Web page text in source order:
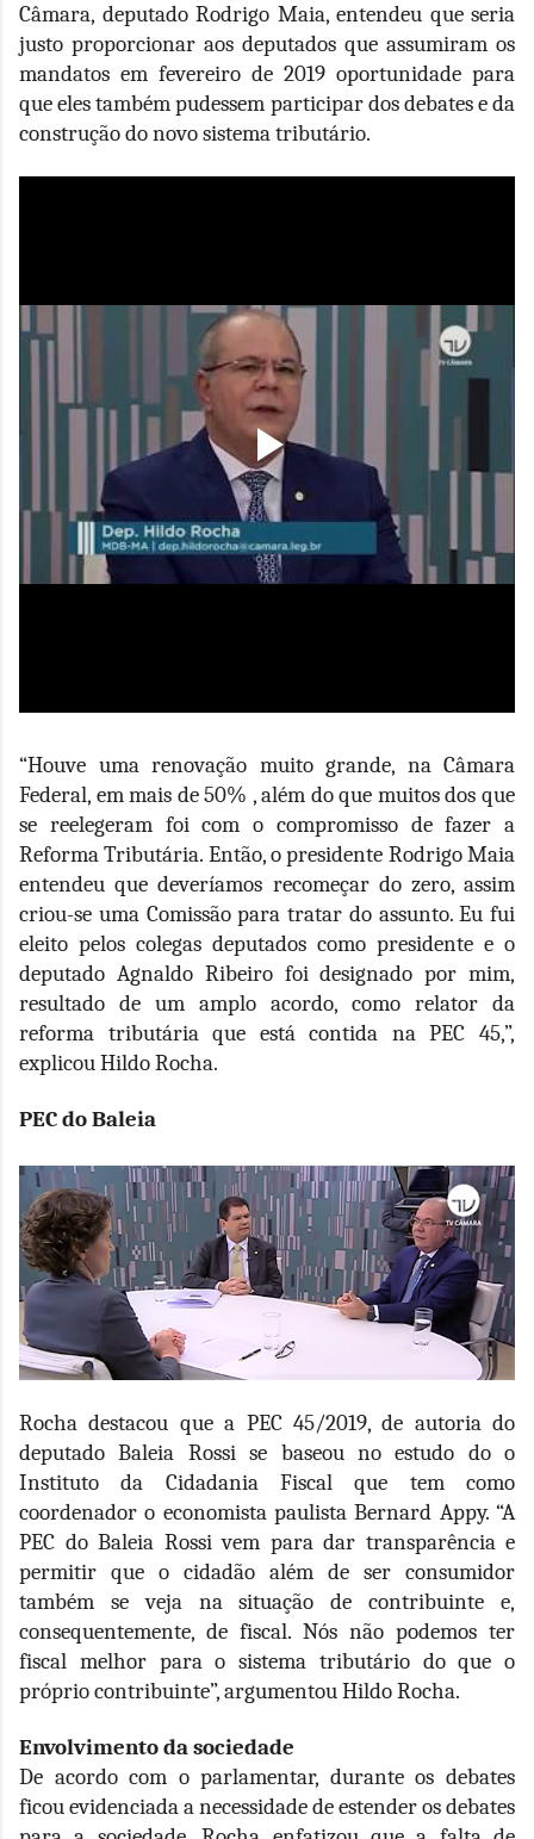
Câmara, deputado Rodrigo Maia, entendeu que seria
justo proporcionar aos deputados que assumiram os
mandatos em fevereiro de 2019 oportunidade para
que eles também pudessem participar dos debates e da
construção do novo sistema tributário.
“Houve uma renovação muito grande, na Câmara
Federal, em mais de 50% , além do que muitos dos que
se reelegeram foi com o compromisso de fazer a
Reforma Tributária. Então, o presidente Rodrigo Maia
entendeu que deveríamos recomeçar do zero, assim
criou-se uma Comissão para tratar do assunto. Eu fui
eleito pelos colegas deputados como presidente e o
deputado Agnaldo Ribeiro foi designado por mim,
resultado de um amplo acordo, como relator da
reforma tributária que está contida na PEC 45,”,
explicou Hildo Rocha.
PEC do Baleia
Rocha destacou que a PEC 45/2019, de autoria do
deputado Baleia Rossi se baseou no estudo do o
Instituto da Cidadania Fiscal que tem como
coordenador o economista paulista Bernard Appy. “A
PEC do Baleia Rossi vem para dar transparência e
permitir que o cidadão além de ser consumidor
também se veja na situação de contribuinte e,
consequentemente, de fiscal. Nós não podemos ter
fiscal melhor para o sistema tributário do que o
próprio contribuinte”, argumentou Hildo Rocha.
Envolvimento da sociedade
De acordo com o parlamentar, durante os debates
ficou evidenciada a necessidade de estender os debates